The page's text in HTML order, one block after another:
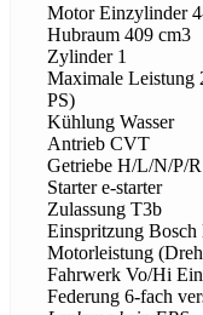
Motor Einzylinder
Hubraum 409 cm3
Zylinder 1
Maximale Leistung
PS)
Kühlung Wasser
Antrieb CVT
Getriebe H/L/N/P/R
Starter e-starter
Zulassung T3b
Einspritzung Bosch
Motorleistung
Fahrwerk Vo/Hi
Federung 6-fach